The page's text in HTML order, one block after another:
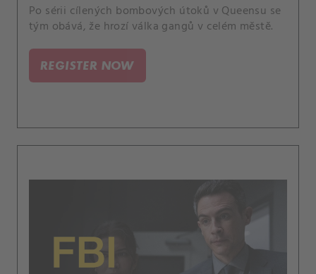
Po sérii cílených bombových útoků v Queensu se
tým obává, že hrozí válka gangů v celém městě.
REGISTER NOW